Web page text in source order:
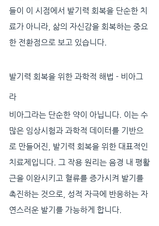
들이 이 시점에서 발기력 회복을 단순한 치
료가 아니라, 삶의 자신감을 회복하는 중요
한 전환점으로 보고 있습니다.
발기력 회복을 위한 과학적 해법 - 비아그
라
비아그라는 단순한 약이 아닙니다. 이는 수
많은 임상시험과 과학적 데이터를 기반으
로 만들어진, 발기력 회복을 위한 대표적인
치료제입니다. 그 작용 원리는 음경 내 평활
근을 이완시키고 혈류를 증가시켜 발기를
촉진하는 것으로, 성적 자극에 반응하는 자
연스러운 발기를 가능하게 합니다.